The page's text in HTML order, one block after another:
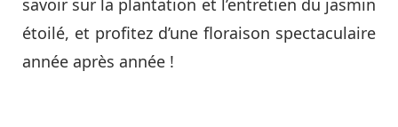
savoir sur la plantation et l’entretien du jasmin
étoilé, et profitez d’une floraison spectaculaire
année après année !